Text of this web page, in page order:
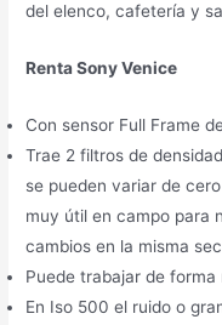
del elenco, cafetería y
Renta Sony Venice
Con sensor Full Frame
Trae 2 filtros de
se pueden variar de
muy útil en campo para
cambios en la misma
Puede trabajar de
En Iso 500 el ruido o